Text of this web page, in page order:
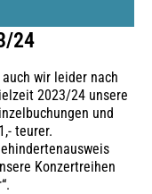
24
wir leider nach
2023/24 unsere
und
teurer.
Konzertreihen